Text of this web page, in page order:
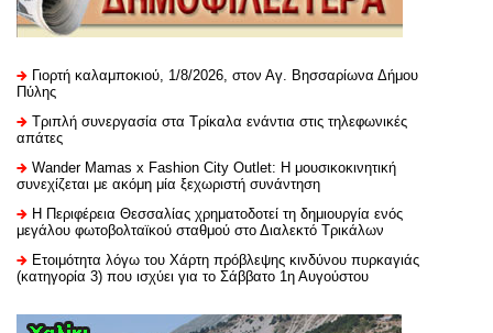
Γιορτή καλαμποκιού, 1/8/2026, στον Αγ. Βησσαρίωνα Δήμου
Πύλης
Τριπλή συνεργασία στα Τρίκαλα ενάντια στις τηλεφωνικές
απάτες
Wander Mamas x Fashion City Outlet: Η μουσικοκινητική
συνεχίζεται με ακόμη μία ξεχωριστή συνάντηση
H Περιφέρεια Θεσσαλίας χρηματοδοτεί τη δημιουργία ενός
μεγάλου φωτοβολταϊκού σταθμού στο Διαλεκτό Τρικάλων
Ετοιμότητα λόγω του Χάρτη πρόβλεψης κινδύνου πυρκαγιάς
(κατηγορία 3) που ισχύει για το Σάββατο 1η Αυγούστου